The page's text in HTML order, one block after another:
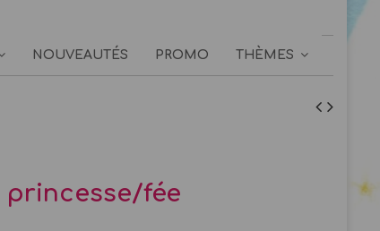
NOUVEAUTÉS PROMO THÈMES
princesse/fée